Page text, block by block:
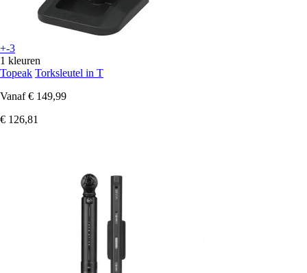
+-3
1 kleuren
Topeak Torksleutel in T
Vanaf € 149,99
€ 126,81